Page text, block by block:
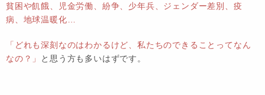
貧困や飢餓、児金労働、紛争、少年兵、ジェンダー差別、疫
病、地球温暖化…
「どれも深刻なのはわかるけど、私たちのできることってなん
なの？」
と思う方も多いはずです。